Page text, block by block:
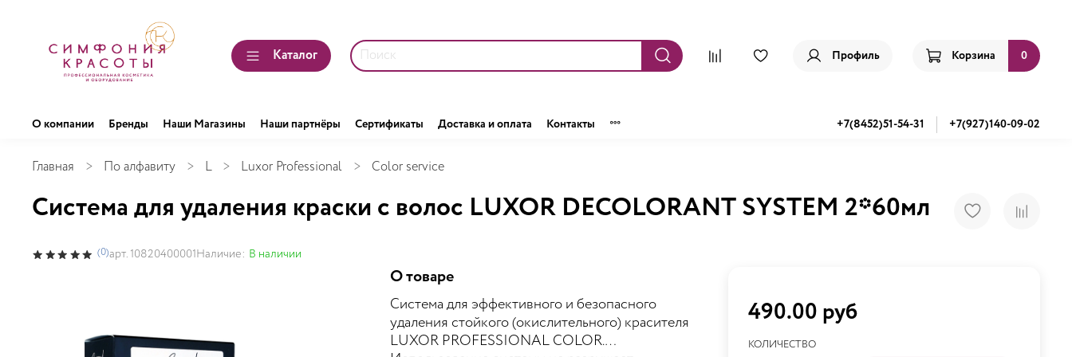
Каталог Профиль Корзина 0
О компании Бренды Наши Магазины Наши партнёры Сертификаты Доставка и оплата Контакты +7(8452)51-54-31 +7(927)140-09-02
Главная По алфавиту L Luxor Professional Color service
Система для удаления краски с волос LUXOR DECOLORANT SYSTEM 2*60мл
(0)арт.10820400001Наличие: В наличии
О товаре
Система для эффективного и безопасного
удаления стойкого (окислительного) красителя
LUXOR PROFESSIONAL COLOR.
490.00 руб
КОЛИЧЕСТВО